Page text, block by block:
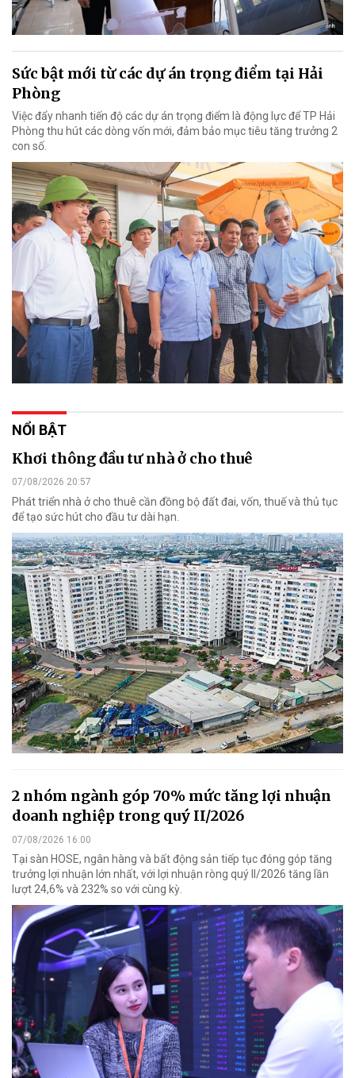
Sức bật mới từ các dự án trọng điểm tại Hải
Phòng
Việc đẩy nhanh tiến độ các dự án trọng điểm là động lực để TP Hải
Phòng thu hút các dòng vốn mới, đảm bảo mục tiêu tăng trưởng 2
con số.
NỔI BẬT
Khơi thông đầu tư nhà ở cho thuê
07/08/2026 20:57
Phát triển nhà ở cho thuê cần đồng bộ đất đai, vốn, thuế và thủ tục
để tạo sức hút cho đầu tư dài hạn.
2 nhóm ngành góp 70% mức tăng lợi nhuận
doanh nghiệp trong quý II/2026
07/08/2026 16:00
Tại sàn HOSE, ngân hàng và bất động sản tiếp tục đóng góp tăng
trưởng lợi nhuận lớn nhất, với lợi nhuận ròng quý II/2026 tăng lần
lượt 24,6% và 232% so với cùng kỳ.